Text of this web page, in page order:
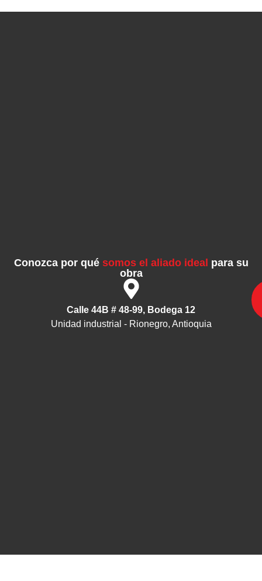
Conozca por qué somos el aliado ideal para su
obra
Calle 44B # 48-99, Bodega 12
Unidad industrial - Rionegro, Antioquia